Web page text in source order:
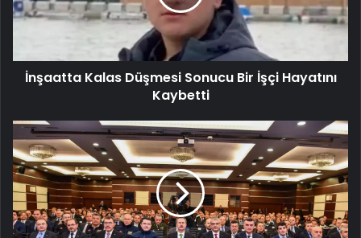
İşçi
Hayatını
İnşaatta Kalas Düşmesi Sonucu Bir İşçi Hayatını
Kaybetti
TUSAŞ
şehitlerinin
isimleri
projelerle
yaşatılacak